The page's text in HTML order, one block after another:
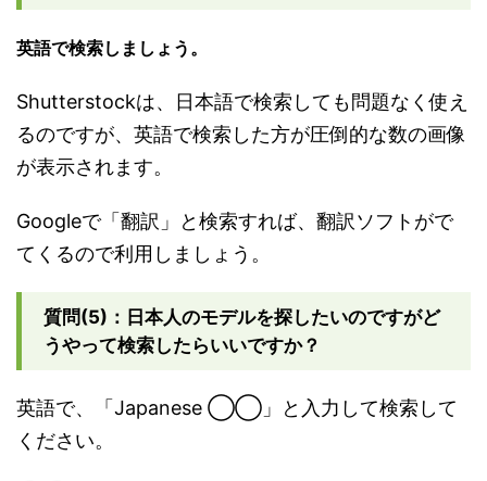
英語で検索しましょう。
Shutterstockは、日本語で検索しても問題なく使え
るのですが、英語で検索した方が圧倒的な数の画像
が表示されます。
Googleで「翻訳」と検索すれば、翻訳ソフトがで
てくるので利用しましょう。
質問(5)：日本人のモデルを探したいのですがど
うやって検索したらいいですか？
英語で、「Japanese ◯◯」と入力して検索して
ください。